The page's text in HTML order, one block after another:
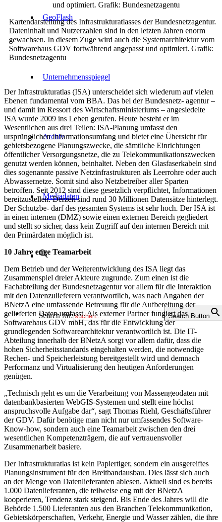
GeoFlash
Unternehmensspiegel
Archiv
Mediadaten
Search for: Search Button
Kartendarstellung des Infrastrukturatlasses der Bundesnetzagentur.
Dateninhalt und Nutzerzahlen sind in den letzten Jahren enorm
gewachsen. In diesem Zuge wird auch die Systemarchitektur vom
Softwarehaus GDV fortwährend angepasst und optimiert. Grafik:
Bundesnetzagentu
Der Infrastrukturatlas (ISA) unterscheidet sich wiederum auf vielen
Ebenen fundamental vom BBA. Das bei der Bundesnetz- agentur –
und damit im Ressort des Wirtschaftsministeriums – angesiedelte
ISA wurde 2009 ins Leben gerufen. Heute besteht er im
Wesentlichen aus drei Teilen: ISA-Planung umfasst den
ursprünglichen Informationsumfang und bietet eine Übersicht für
gebietsbezogene Planungszwecke, die sämtliche Einrichtungen
öffentlicher Versorgungsnetze, die zu Telekommunikationszwecken
genutzt werden können, beinhaltet. Neben den Glasfaserkabeln sind
dies sogenannte passive Netzinfrastrukturen als Leerrohre oder auch
Abwassernetze. Somit sind also Netzbetreiber aller Sparten
betroffen. Seit 2012 sind diese gesetzlich verpflichtet, Informationen
bereitzustellen. Derzeit sind rund 30 Millionen Datensätze hinterlegt.
Der Schutzbe- darf des gesamten Systems ist sehr hoch. Der ISA ist
in einen internen (DMZ) sowie einen externen Bereich gegliedert
und stellt so sicher, dass kein Zugriff auf den internen Bereich mit
den Primärdaten möglich ist.
10 Jahre enge Teamarbeit
Dem Betrieb und der Weiterentwicklung des ISA liegt das
Zusammenspiel dreier Akteure zugrunde. Zum einen ist die
Fachabteilung der Bundesnetzagentur vor allem für die Interaktion
mit den Datenzulieferern verantwortlich, was nach Angaben der
BNetzA eine umfassende Betreuung für die Aufbereitung der
gelieferten Daten umfasst. Als externer Partner fungiert das
Softwarehaus GDV mbH, das für die Entwicklung der
grundlegenden Softwarearchitektur verantwortlich ist. Die IT-
Abteilung innerhalb der BNetzA sorgt vor allem dafür, dass die
hohen Sicherheitsstandards eingehalten werden, die notwendige
Rechen- und Speicherleistung bereitgestellt wird und demnach
Performanz und Virtualisierung den heutigen Anforderungen
genügen.
„Technisch geht es um die Verarbeitung von Massengeodaten mit
datenbankbasierten WebGIS-Systemen und stellt eine höchst
anspruchsvolle Aufgabe dar“, sagt Thomas Riehl, Geschäftsführer
der GDV. Dafür benötige man nicht nur umfassendes Software-
Know-how, sondern auch eine Teamarbeit zwischen den drei
wesentlichen Kompetenzträgern, die auf vertrauensvoller
Zusammenarbeit basiere.
Der Infrastrukturatlas ist kein Papiertiger, sondern ein ausgereiftes
Planungsinstrument für den Breitbandausbau. Dies lässt sich auch
an der Menge von Datenlieferanten ablesen. Aktuell sind es bereits
1.000 Datenlieferanten, die teilweise eng mit der BNetzA
kooperieren, Tendenz stark steigend. Bis Ende des Jahres will die
Behörde 1.500 Lieferanten aus den Branchen Telekommunikation,
Gebietskörperschaften, Verkehr, Energie und Wasser zählen, die ihre